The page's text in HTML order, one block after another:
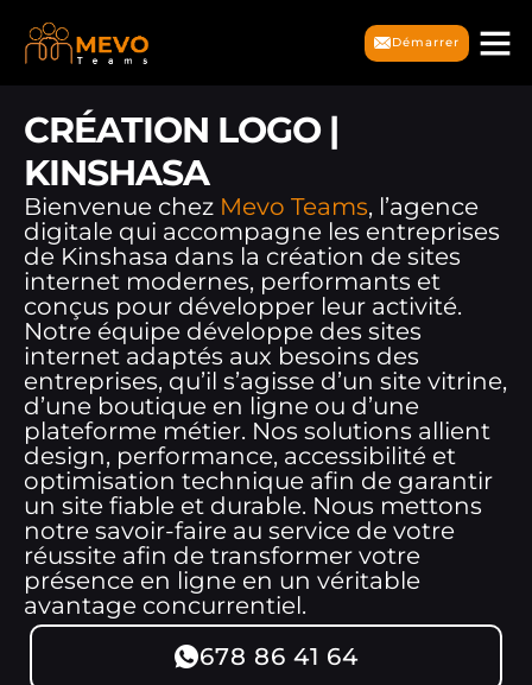
Démarrer
CRÉATION LOGO |
KINSHASA
Bienvenue chez Mevo Teams, l’agence
digitale qui accompagne les entreprises
de Kinshasa dans la création de sites
internet modernes, performants et
conçus pour développer leur activité.
Notre équipe développe des sites
internet adaptés aux besoins des
entreprises, qu’il s’agisse d’un site vitrine,
d’une boutique en ligne ou d’une
plateforme métier. Nos solutions allient
design, performance, accessibilité et
optimisation technique afin de garantir
un site fiable et durable. Nous mettons
notre savoir-faire au service de votre
réussite afin de transformer votre
présence en ligne en un véritable
avantage concurrentiel.
678 86 41 64